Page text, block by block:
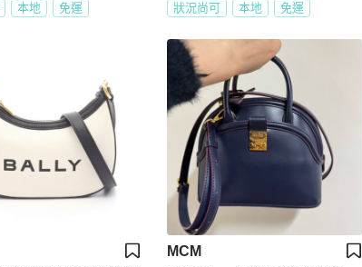
本地 免運 狀況尚可 本地 免運
MCM